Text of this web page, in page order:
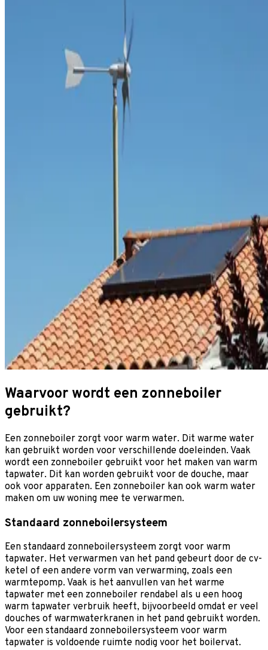
Waarvoor wordt een zonneboiler
gebruikt?
Een zonneboiler zorgt voor warm water. Dit warme water
kan gebruikt worden voor verschillende doeleinden. Vaak
wordt een zonneboiler gebruikt voor het maken van warm
tapwater. Dit kan worden gebruikt voor de douche, maar
ook voor apparaten. Een zonneboiler kan ook warm water
maken om uw woning mee te verwarmen.
Standaard zonneboilersysteem
Een standaard zonneboilersysteem zorgt voor warm
tapwater. Het verwarmen van het pand gebeurt door de cv-
ketel of een andere vorm van verwarming, zoals een
warmtepomp. Vaak is het aanvullen van het warme
tapwater met een zonneboiler rendabel als u een hoog
warm tapwater verbruik heeft, bijvoorbeeld omdat er veel
douches of warmwaterkranen in het pand gebruikt worden.
Voor een standaard zonneboilersysteem voor warm
tapwater is voldoende ruimte nodig voor het boilervat.